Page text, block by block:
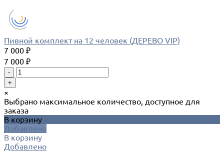
Пивной комплект на 12 человек (ДЕРЕВО VIP)
7 000 ₽
7 000 ₽
-
+
×
Выбрано максимальное количество, доступное для
заказа
В корзину
Добавлено
В корзину
Добавлено